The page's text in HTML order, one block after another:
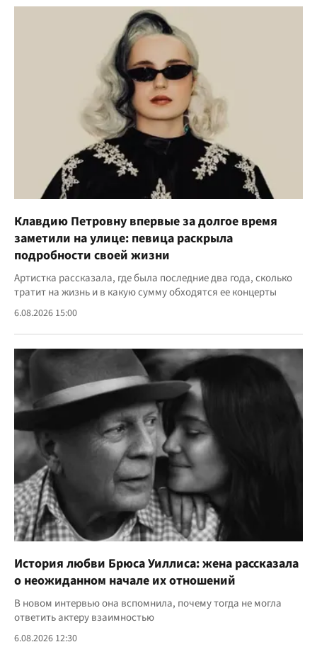
Клавдию Петровну впервые за долгое время
заметили на улице: певица раскрыла
подробности своей жизни
Артистка рассказала, где была последние два года, сколько
тратит на жизнь и в какую сумму обходятся ее концерты
6.08.2026 15:00
История любви Брюса Уиллиса: жена рассказала
о неожиданном начале их отношений
В новом интервью она вспомнила, почему тогда не могла
ответить актеру взаимностью
6.08.2026 12:30